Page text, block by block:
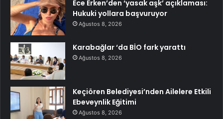
Ece Erken’den ‘yasak aşk’ açıklaması:
Hukuki yollara başvuruyor
Ağustos 8, 2026
Karabağlar ‘da BİO fark yarattı
Ağustos 8, 2026
Keçiören Belediyesi’nden Ailelere Etkili
Ebeveynlik Eğitimi
Ağustos 8, 2026